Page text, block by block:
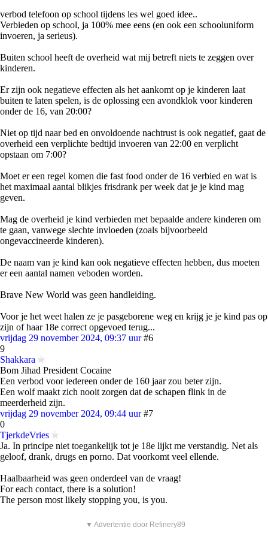
verbod telefoon op school tijdens les wel goed idee..
Verbieden op school, ja 100% mee eens (en ook een schooluniform
invoeren, ja serieus).
Buiten school heeft de overheid wat mij betreft niets te zeggen over
kinderen.
Er zijn ook negatieve effecten als het aankomt op je kinderen laat
buiten te laten spelen, is de oplossing een avondklok voor kinderen
onder de 16, van 20:00?
Niet op tijd naar bed en onvoldoende nachtrust is ook negatief, gaat de
overheid een verplichte bedtijd invoeren van 22:00 en verplicht
opstaan om 7:00?
Moet er een regel komen die fast food onder de 16 verbied en wat is
het maximaal aantal blikjes frisdrank per week dat je je kind mag
geven.
Mag de overheid je kind verbieden met bepaalde andere kinderen om
te gaan, vanwege slechte invloeden (zoals bijvoorbeeld
ongevaccineerde kinderen).
De naam van je kind kan ook negatieve effecten hebben, dus moeten
er een aantal namen veboden worden.
Brave New World was geen handleiding.
Voor je het weet halen ze je pasgeborene weg en krijg je je kind pas op
zijn of haar 18e correct opgevoed terug...
vrijdag 29 november 2024, 09:37 uur #6
9
Shakkara
Bom Jihad President Cocaine
Een verbod voor iedereen onder de 160 jaar zou beter zijn.
Een wolf maakt zich nooit zorgen dat de schapen flink in de
meerderheid zijn.
vrijdag 29 november 2024, 09:44 uur #7
0
TjerkdeVries
Ja. In principe niet toegankelijk tot je 18e lijkt me verstandig. Net als
geloof, drank, drugs en porno. Dat voorkomt veel ellende.
Haalbaarheid was geen onderdeel van de vraag!
For each contact, there is a solution!
The person most likely stopping you, is you.
▼ Advertentie door Refinery89